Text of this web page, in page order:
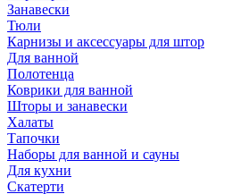
Занавески
Тюли
Карнизы и аксессуары для штор
Для ванной
Полотенца
Коврики для ванной
Шторы и занавески
Халаты
Тапочки
Наборы для ванной и сауны
Для кухни
Скатерти